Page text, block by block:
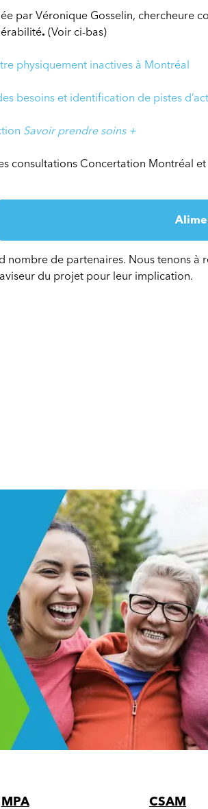
par Véronique Gosselin, chercheure
. (Voir ci-bas)
physiquement inactives à Montréal
besoins et identification de pistes
Savoir prendre soins +
consultations Concertation Montréal
de partenaires. Nous tenons à
du projet pour leur implication.
MPA CSAM